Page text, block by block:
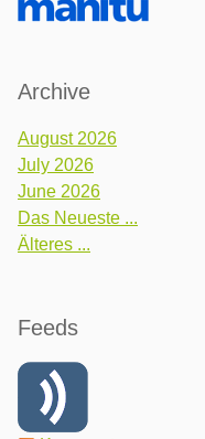
Archive
August 2026
July 2026
June 2026
Das Neueste ...
Älteres ...
Feeds